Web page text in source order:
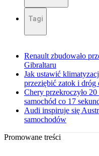
Tagi
Renault zbudowało
Gibraltaru
Jak ustawić
przeziębić zatok i dróg
Chery przekroczyło
samochód co 17
Audi inspiruje się
samochodów
Promowane treści